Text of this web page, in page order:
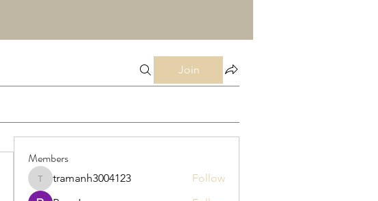
Join
Members
tramanh3004123
tramanh3004123
Follow